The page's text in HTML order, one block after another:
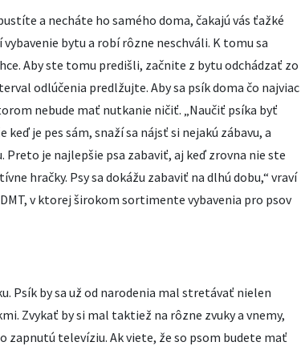
a necháte ho samého doma, čakajú vás ťažké
bytu a robí rôzne neschváli. K tomu sa
Aby ste tomu predišli, začnite z bytu odchádzať zo
odlúčenia predlžujte. Aby sa psík doma čo najviac
nebude mať nutkanie ničiť. „Naučiť psíka byť
je pes sám, snaží sa nájsť si nejakú zábavu, a
Preto je najlepšie psa zabaviť, aj keď zrovna nie ste
hračky. Psy sa dokážu zabaviť na dlhú dobu,“ vraví
v ktorej širokom sortimente vybavenia pro psov
Psík by sa už od narodenia mal stretávať nielen
Zvykať by si mal taktiež na rôzne zvuky a vnemy,
zapnutú televíziu. Ak viete, že so psom budete mať